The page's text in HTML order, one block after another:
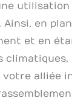
utilisation
Ainsi, en
et en
votre alliée